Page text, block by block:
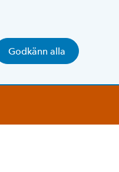
Godkänn alla